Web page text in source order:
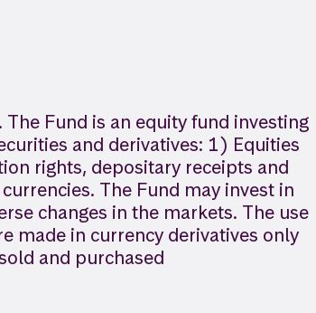
Fund is an equity fund investing
and derivatives: 1) Equities
rights, depositary receipts and
The Fund may invest in
changes in the markets. The use
made in currency derivatives only
and purchased